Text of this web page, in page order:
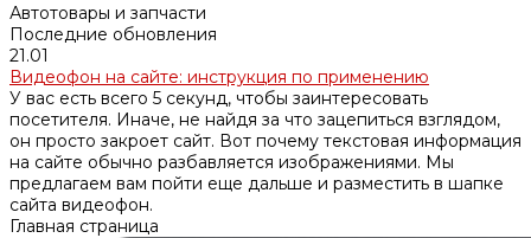
Автотовары и запчасти
Последние обновления
21.01
Видеофон на сайте: инструкция по применению
У вас есть всего 5 секунд, чтобы заинтересовать
посетителя. Иначе, не найдя за что зацепиться взглядом,
он просто закроет сайт. Вот почему текстовая информация
на сайте обычно разбавляется изображениями. Мы
предлагаем вам пойти еще дальше и разместить в шапке
сайта видеофон.
Главная страница